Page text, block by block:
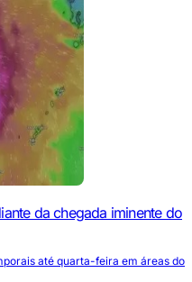
da chegada iminente do
até quarta-feira em áreas do